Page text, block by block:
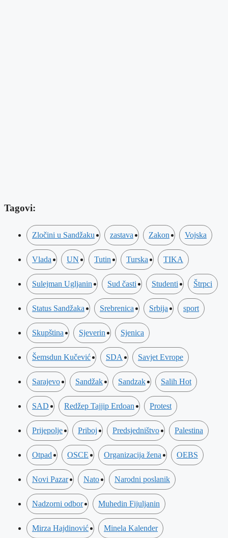
Tagovi:
Zločini u Sandžaku zastava Zakon Vojska
Vlada UN Tutin Turska TIKA
Sulejman Ugljanin Sud časti Studenti Štrpci
Status Sandžaka Srebrenica Srbija sport
Skupština Sjeverin Sjenica
Šemsdun Kučević SDA Savjet Evrope
Sarajevo Sandžak Sandzak Salih Hot
SAD Redžep Tajjip Erdoan Protest
Prijepolje Priboj Predsjedništvo Palestina
Otpad OSCE Organizacija žena OEBS
Novi Pazar Nato Narodni poslanik
Nadzorni odbor Muhedin Fijuljanin
Mirza Hajdinović Minela Kalender